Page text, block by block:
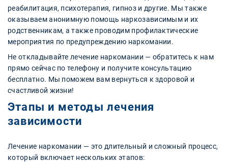
реабилитация, психотерапия, гипноз и другие. Мы также
оказываем анонимную помощь наркозависимым и их
родственникам, а также проводим профилактические
мероприятия по предупреждению наркомании.
Не откладывайте лечение наркомании — обратитесь к нам
прямо сейчас по телефону и получите консультацию
бесплатно. Мы поможем вам вернуться к здоровой и
счастливой жизни!
Этапы и методы лечения
зависимости
Лечение наркомании — это длительный и сложный процесс,
который включает нескольких этапов: